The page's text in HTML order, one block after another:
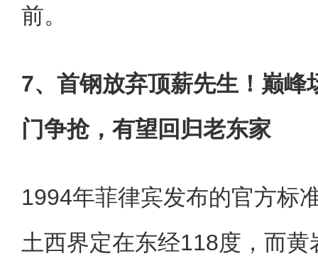
前。
7、首钢放弃顶薪先生！巅峰
门争抢，有望回归老东家
1994年菲律宾发布的官方标
土西界定在东经118度，而